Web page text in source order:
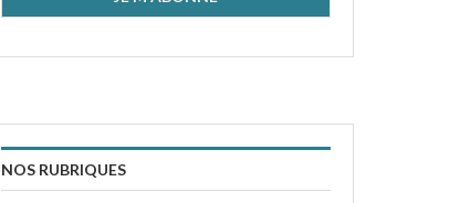
NOS RUBRIQUES